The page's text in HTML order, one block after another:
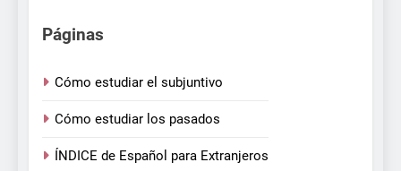
Páginas
Cómo estudiar el subjuntivo
Cómo estudiar los pasados
ÍNDICE de Español para Extranjeros